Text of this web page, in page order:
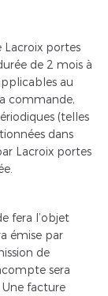
Lacroix portes
de 2 mois à
au
commande,
(telles
dans
Lacroix portes
fera l’objet
émise par
de
sera
facture